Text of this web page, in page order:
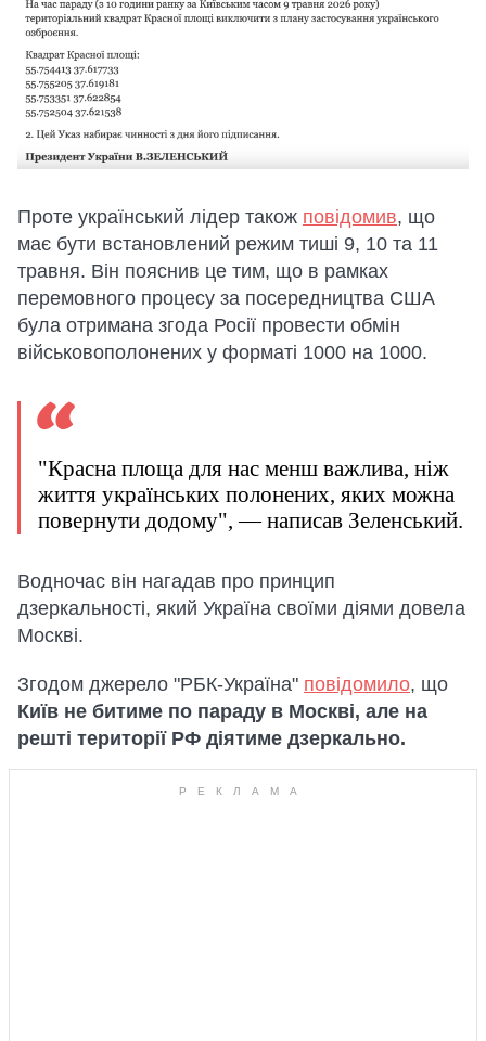
Проте український лідер також повідомив, що
має бути встановлений режим тиші 9, 10 та 11
травня. Він пояснив це тим, що в рамках
перемовного процесу за посередництва США
була отримана згода Росії провести обмін
військовополонених у форматі 1000 на 1000.
"Красна площа для нас менш важлива, ніж
життя українських полонених, яких можна
повернути додому", — написав Зеленський.
Водночас він нагадав про принцип
дзеркальності, який Україна своїми діями довела
Москві.
Згодом джерело "РБК-Україна" повідомило, що
Київ не битиме по параду в Москві, але на
решті території РФ діятиме дзеркально.